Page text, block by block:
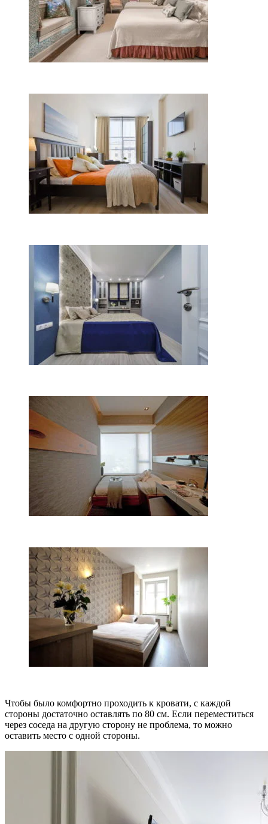
Чтобы было комфортно проходить к кровати, с каждой
стороны достаточно оставлять по 80 см. Если переместиться
через соседа на другую сторону не проблема, то можно
оставить место с одной стороны.